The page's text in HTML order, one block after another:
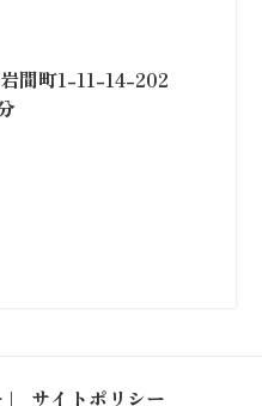
間町1-11-14-202
サイトポリシー